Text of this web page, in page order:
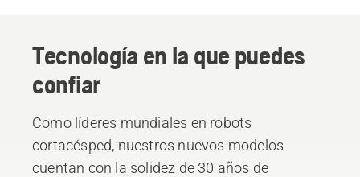
Tecnología en la que puedes
confiar
Como líderes mundiales en robots
cortacésped, nuestros nuevos modelos
cuentan con la solidez de 30 años de